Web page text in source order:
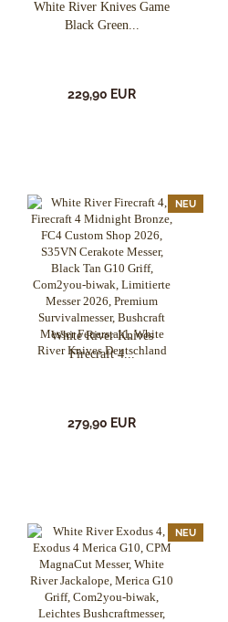
White River Knives Game
Black Green...
229,90 EUR
NEU
White River Knives
Firecraft 4...
279,90 EUR
NEU